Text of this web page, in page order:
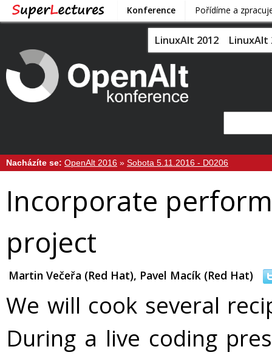
Konference Pořídíme a
LinuxAlt 2012 LinuxAlt
Nacházíte se: OpenAlt 2016 » Sobota 5.11.2016 - D0206
Incorporate
project
Martin Večeřa (Red Hat), Pavel Macík (Red Hat)
We will cook several
During a live coding